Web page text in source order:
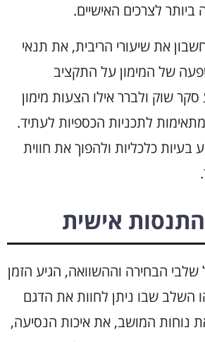
לצרכים האישיים.
את שיעורי הריבית, את תנאי
של המימון על התקציב
שוק ולברר אילו הצעות מימון
מתאימות לתכניות הכספיות לעתיד.
בעיות כלכליות ולהפוך את חווית
אישית
הבחירה וההשוואה, הגיע הזמן
השלב שבו ניתן לחוות את הדגם
נוחות המושב, את איכות הנסיעה,